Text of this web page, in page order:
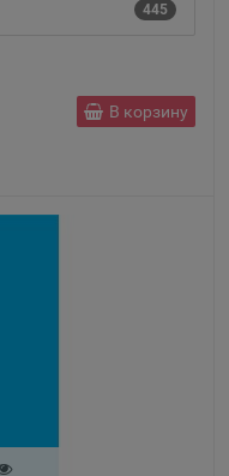
445
В корзину